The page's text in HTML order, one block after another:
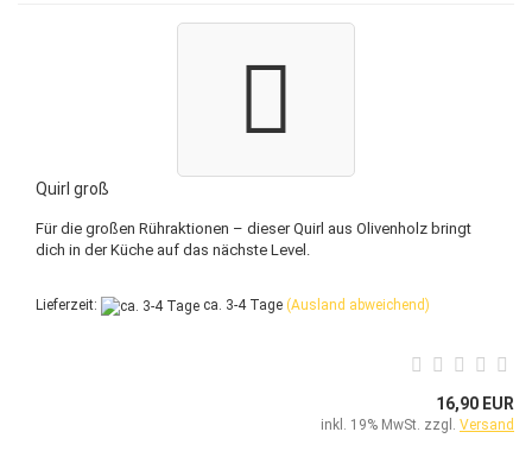
Quirl groß
Für die großen Rühraktionen – dieser Quirl aus Olivenholz bringt
dich in der Küche auf das nächste Level.
Lieferzeit: ca. 3-4 Tage (Ausland abweichend)
16,90 EUR
inkl. 19% MwSt. zzgl. Versand